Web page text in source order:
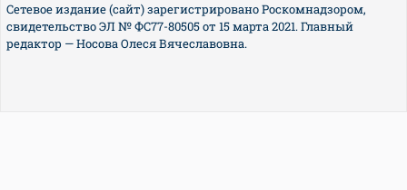
Сетевое издание (сайт) зарегистрировано Роскомнадзором,
свидетельство ЭЛ № ФС77-80505 от 15 марта 2021. Главный
редактор — Носова Олеся Вячеславовна.